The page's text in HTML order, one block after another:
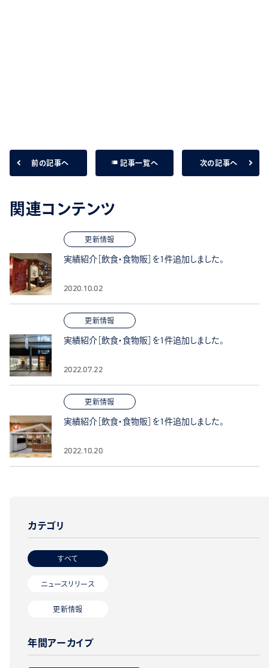
前の記事へ list 記事一覧へ 次の記事へ
関連コンテンツ
更新情報
実績紹介［飲食・食物販］を1件追加しました。
2020.10.02
更新情報
実績紹介［飲食・食物販］を1件追加しました。
2022.07.22
更新情報
実績紹介［飲食・食物販］を1件追加しました。
2022.10.20
カテゴリ
すべて
ニュースリリース
更新情報
年間アーカイブ